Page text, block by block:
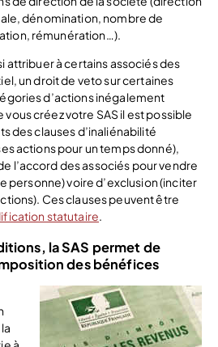
dénomination, nombre de
rémunération…).
attribuer à certains associés des
un droit de veto sur certaines
d’actions inégalement
créez votre SAS il est possible
des clauses d’inaliénabilité
actions pour un temps donné),
l’accord des associés pour vendre
personne) voire d’exclusion (inciter
Ces clauses peuvent être
statutaire.
la SAS permet de
des bénéfices